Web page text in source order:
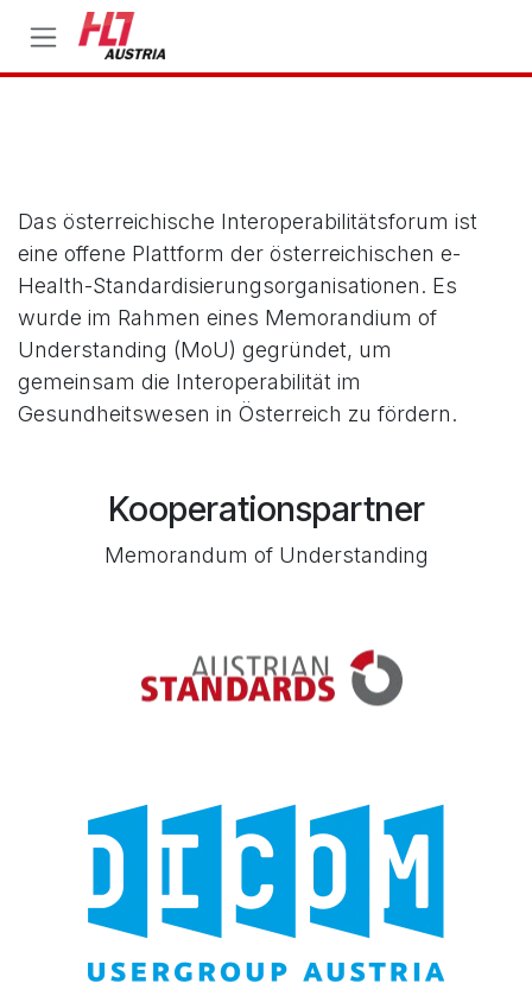
Zum Inhalt springen
Das österreichische Interoperabilitätsforum ist
eine offene Plattform der österreichischen e-
Health-Standardisierungsorganisationen. Es
wurde im Rahmen eines Memorandium of
Understanding (MoU) gegründet, um
gemeinsam die Interoperabilität im
Gesundheitswesen in Österreich zu fördern.
Kooperationspartner
Memorandum of Understanding